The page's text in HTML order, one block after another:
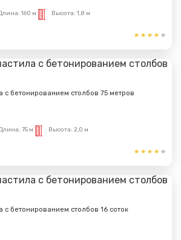
160 м Высота: 1,8 м
с бетонированием столбов 75 метров
75 м Высота: 2,0 м
с бетонированием столбов 16 соток